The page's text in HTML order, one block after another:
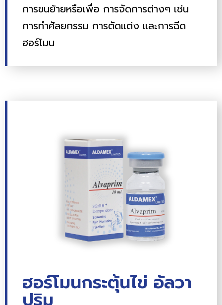
การขนย้ายหรือเพื่อ การจัดการต่างๆ เช่น
การทำศัลยกรรม การตัดแต่ง และการฉีด
ฮอร์โมน
ฮอร์โมนกระตุ้นไข่ อัลวา
ปริม